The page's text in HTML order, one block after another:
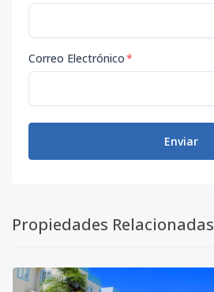
Correo Electrónico*
Enviar
Propiedades Relacionadas